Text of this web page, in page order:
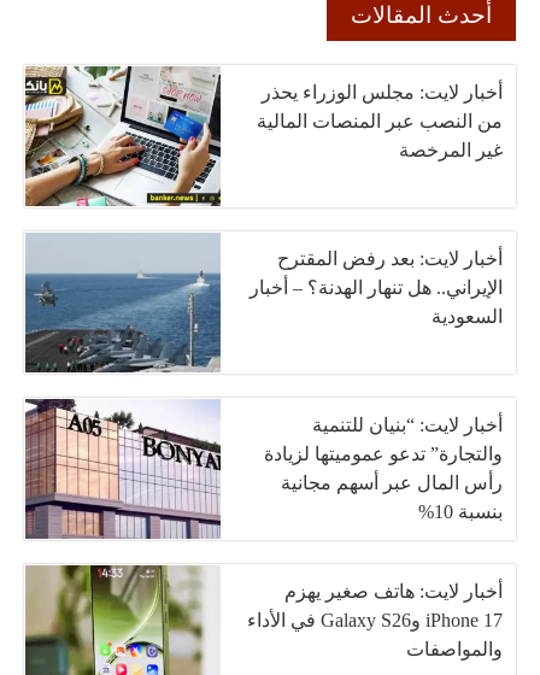
أحدث المقالات
أخبار لايت: مجلس الوزراء يحذر
من النصب عبر المنصات المالية
غير المرخصة
أخبار لايت: بعد رفض المقترح
الإيراني.. هل تنهار الهدنة؟ – أخبار
السعودية
أخبار لايت: “بنيان للتنمية
والتجارة” تدعو عموميتها لزيادة
رأس المال عبر أسهم مجانية
بنسبة 10%
أخبار لايت: هاتف صغير يهزم
iPhone 17 وGalaxy S26 في الأداء
والمواصفات